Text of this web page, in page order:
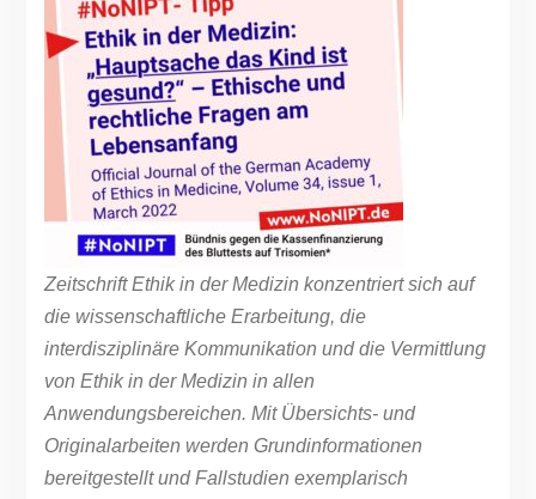
Zeitschrift Ethik in der Medizin konzentriert sich auf
die wissenschaftliche Erarbeitung, die
interdisziplinäre Kommunikation und die Vermittlung
von Ethik in der Medizin in allen
Anwendungsbereichen. Mit Übersichts- und
Originalarbeiten werden Grundinformationen
bereitgestellt und Fallstudien exemplarisch